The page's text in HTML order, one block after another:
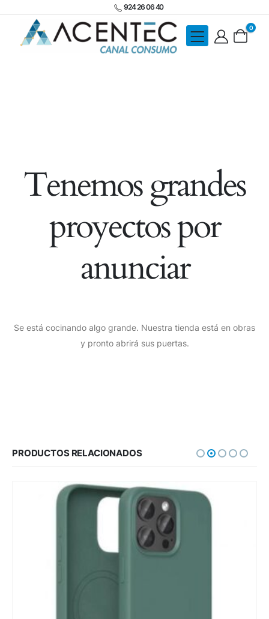
924 26 06 40
0
Tenemos grandes
proyectos por
anunciar
Se está cocinando algo grande. Nuestra tienda está en obras
y pronto abrirá sus puertas.
PRODUCTOS RELACIONADOS